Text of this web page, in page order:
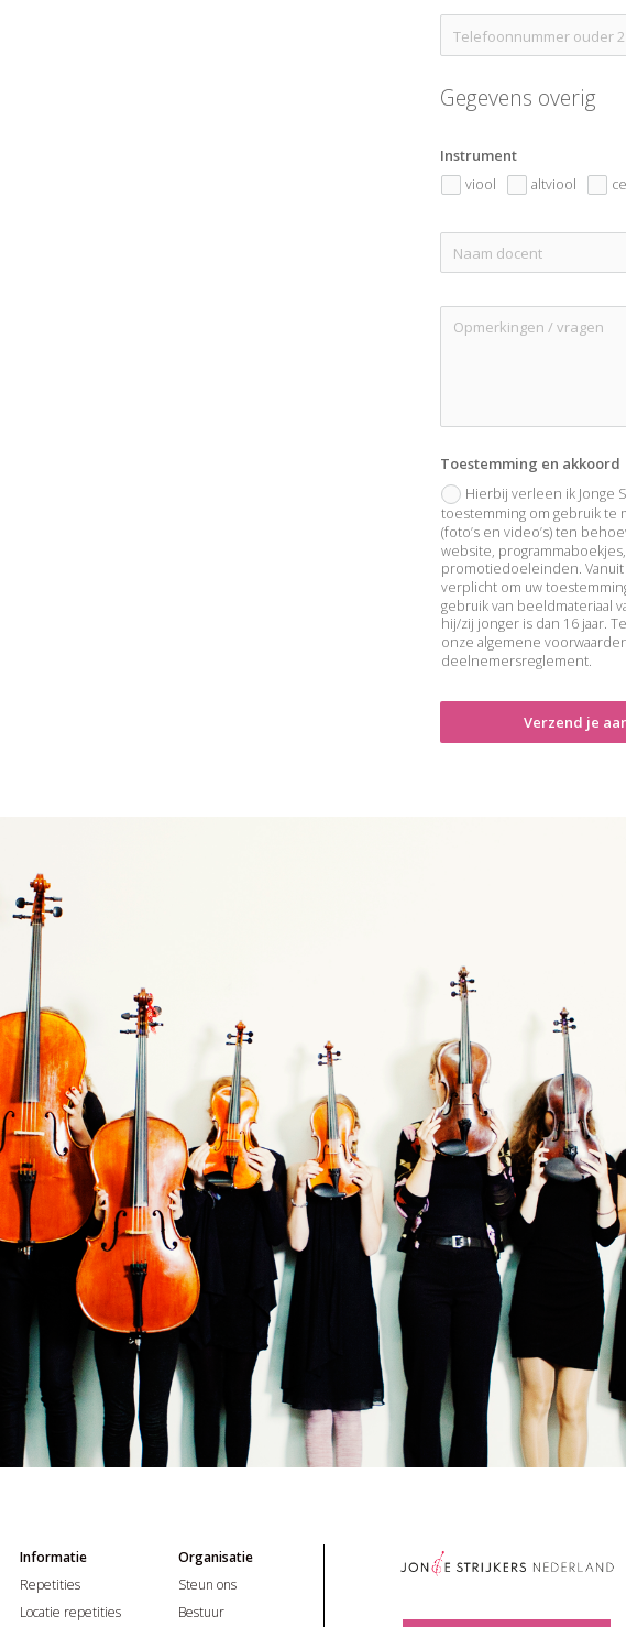
Gegevens overig
Instrument
viool altviool
Toestemming en akkoord
Hierbij verleen ik Jonge
toestemming om gebruik te
(foto’s en video’s) ten
website,
promotiedoeleinden. Vanuit
verplicht om uw
gebruik van beeldmateriaal
hij/zij jonger is dan 16 jaar.
onze algemene
deelnemersreglement.
Verzend je
Informatie
Repetities
Locatie repetities
Organisatie
Steun ons
Bestuur